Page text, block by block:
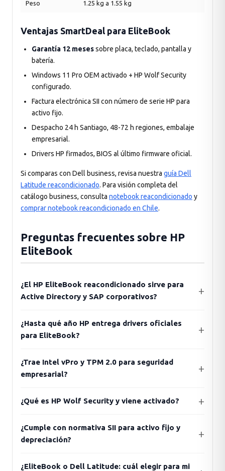
Peso 1.25 kg a 1.55 kg
Ventajas SmartDeal para EliteBook
Garantía 12 mesessobre placa, teclado, pantalla y
batería.
Windows 11 Pro OEM activado + HP Wolf Security
configurado.
Factura electrónica SII con número de serie HP para
activo fijo.
Despacho 24 h Santiago, 48-72 h regiones, embalaje
empresarial.
Drivers HP firmados, BIOS al último firmware oficial.
Si comparas con Dell business, revisa nuestra guía Dell
Latitude reacondicionado. Para visión completa del
catálogo business, consulta notebook reacondicionado y
comprar notebook reacondicionado en Chile.
Preguntas frecuentes sobre HP
EliteBook
¿El HP EliteBook reacondicionado sirve para
Active Directory y SAP corporativos?
¿Hasta qué año HP entrega drivers oficiales
para EliteBook?
¿Trae Intel vPro y TPM 2.0 para seguridad
empresarial?
¿Qué es HP Wolf Security y viene activado?
¿Cumple con normativa SII para activo fijo y
depreciación?
¿EliteBook o Dell Latitude: cuál elegir para mi